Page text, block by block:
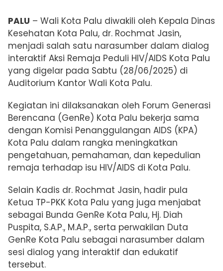
PALU – Wali Kota Palu diwakili oleh Kepala Dinas
Kesehatan Kota Palu, dr. Rochmat Jasin,
menjadi salah satu narasumber dalam dialog
interaktif Aksi Remaja Peduli HIV/AIDS Kota Palu
yang digelar pada Sabtu (28/06/2025) di
Auditorium Kantor Wali Kota Palu.
Kegiatan ini dilaksanakan oleh Forum Generasi
Berencana (GenRe) Kota Palu bekerja sama
dengan Komisi Penanggulangan AIDS (KPA)
Kota Palu dalam rangka meningkatkan
pengetahuan, pemahaman, dan kepedulian
remaja terhadap isu HIV/AIDS di Kota Palu.
Selain Kadis dr. Rochmat Jasin, hadir pula
Ketua TP-PKK Kota Palu yang juga menjabat
sebagai Bunda GenRe Kota Palu, Hj. Diah
Puspita, S.A.P., M.A.P., serta perwakilan Duta
GenRe Kota Palu sebagai narasumber dalam
sesi dialog yang interaktif dan edukatif
tersebut.